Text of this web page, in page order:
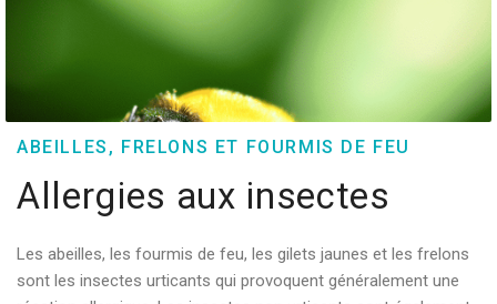
ABEILLES, FRELONS ET FOURMIS DE FEU
Allergies aux insectes
Les abeilles, les fourmis de feu, les gilets jaunes et les frelons
sont les insectes urticants qui provoquent généralement une